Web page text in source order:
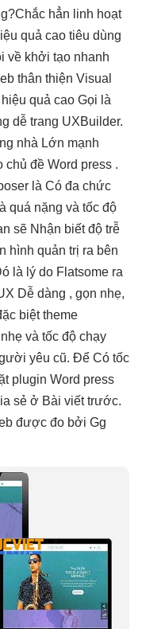
hẳn linh hoạt
quả cao tiêu dùng
về khởi tạo nhanh
thân thiện Visual
hiệu quả cao Gọi là
dễ trang UXBuilder.
nhà Lớn mạnh
chủ đề Word press .
là Có đa chức
quá nặng và tốc độ
sẽ Nhận biết độ trễ
hình quản trị ra bên
là lý do Flatsome ra
Dễ dàng , gọn nhẹ,
biệt theme
và tốc độ chạy
yêu cũ. Để Có tốc
plugin Word press
sẻ ở Bài viết trước.
được đo bởi Gg